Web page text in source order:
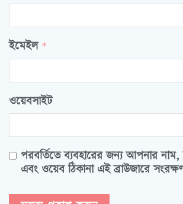
ইমেইল *
ওয়েবসাইট
পরবর্তিতে ব্যবহারের জন্য আপনার নাম,
এবং ওয়েব ঠিকানা এই ব্রাউজারে